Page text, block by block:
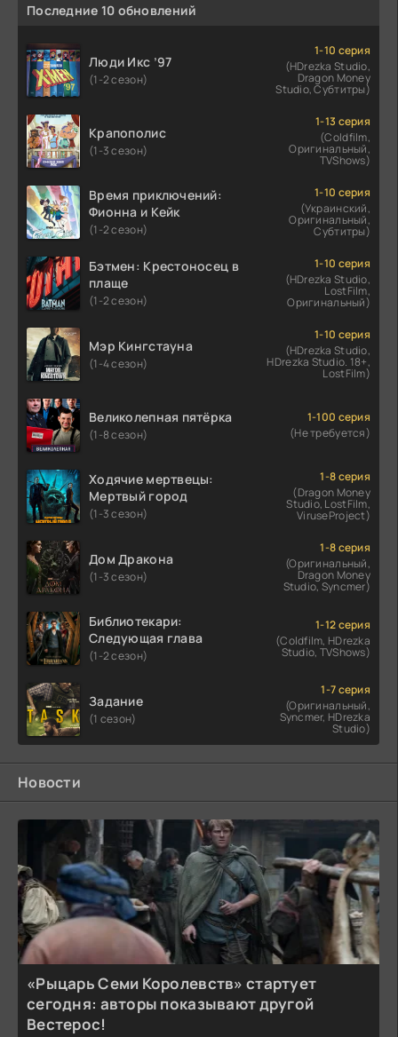
Последние 10 обновлений
Люди Икс ’97
(1-2 сезон)
1-10 серия
(HDrezka Studio,
Dragon Money
Studio, Субтитры)
Крапополис
(1-3 сезон)
1-13 серия
(Coldfilm,
Оригинальный,
TVShows)
Время приключений:
Фионна и Кейк
(1-2 сезон)
1-10 серия
(Украинский,
Оригинальный,
Субтитры)
Бэтмен: Крестоносец в
плаще
(1-2 сезон)
1-10 серия
(HDrezka Studio,
LostFilm,
Оригинальный)
Мэр Кингстауна
(1-4 сезон)
1-10 серия
(HDrezka Studio,
HDrezka Studio. 18+,
LostFilm)
Великолепная пятёрка
(1-8 сезон)
1-100 серия
(Не требуется)
Ходячие мертвецы:
Мертвый город
(1-3 сезон)
1-8 серия
(Dragon Money
Studio, LostFilm,
ViruseProject)
Дом Дракона
(1-3 сезон)
1-8 серия
(Оригинальный,
Dragon Money
Studio, Syncmer)
Библиотекари:
Следующая глава
(1-2 сезон)
1-12 серия
(Coldfilm, HDrezka
Studio, TVShows)
Задание
(1 сезон)
1-7 серия
(Оригинальный,
Syncmer, HDrezka
Studio)
Новости
«Рыцарь Семи Королевств» стартует
сегодня: авторы показывают другой
Вестерос!